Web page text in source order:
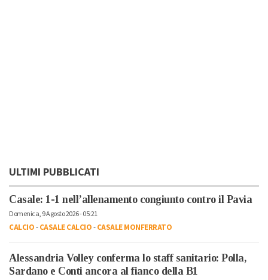
ULTIMI PUBBLICATI
Casale: 1-1 nell’allenamento congiunto contro il Pavia
Domenica, 9 Agosto 2026 - 05:21
CALCIO-CASALE CALCIO-CASALE MONFERRATO
Alessandria Volley conferma lo staff sanitario: Polla,
Sardano e Conti ancora al fianco della B1